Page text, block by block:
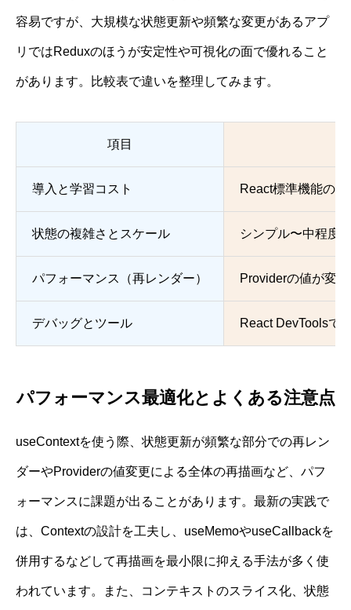
容易ですが、大規模な状態更新や頻繁な変更があるアプ
リではReduxのほうが安定性や可視化の面で優れること
があります。比較表で違いを整理してみます。
項目
導入と学習コスト React標準機能の
状態の複雑さとスケール シンプル〜中程度
パフォーマンス（再レンダー） Providerの値が変
デバッグとツール React DevToolsで
パフォーマンス最適化とよくある注意点
useContextを使う際、状態更新が頻繁な部分での再レン
ダーやProviderの値変更による全体の再描画など、パフ
ォーマンスに課題が出ることがあります。最新の実践で
は、Contextの設計を工夫し、useMemoやuseCallbackを
併用するなどして再描画を最小限に抑える手法が多く使
われています。また、コンテキストのスライス化、状態